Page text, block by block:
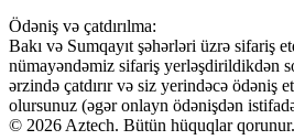
Ödəniş və çatdırılma:
Bakı və Sumqayıt şəhərləri üzrə sifariş
nümayəndəmiz sifariş yerləşdirildikdən
ərzində çatdırır və siz yerindəcə ödəniş
olursunuz (əgər onlayn ödənişdən
© 2026 Aztech. Bütün hüquqlar qorunur.